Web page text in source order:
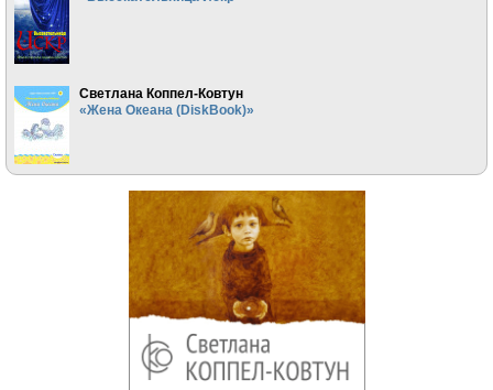
Светлана Коппел-Ковтун
«Жена Океана (DiskBook)»